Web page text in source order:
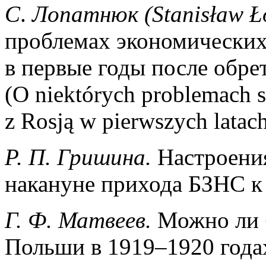
С.Лопатнюк (Stanisław
проблемах
в первые годы после
(О niektórych problemach
z Rosją w pierwszych
Р. П. Гришина.
накануне прихода БЗНС
Г. Ф. Матвеев. Можно ли
Польши в 1919–1920